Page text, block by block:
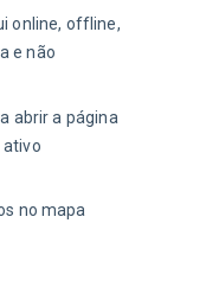
online, offline,
e não
abrir a página
ativo
no mapa